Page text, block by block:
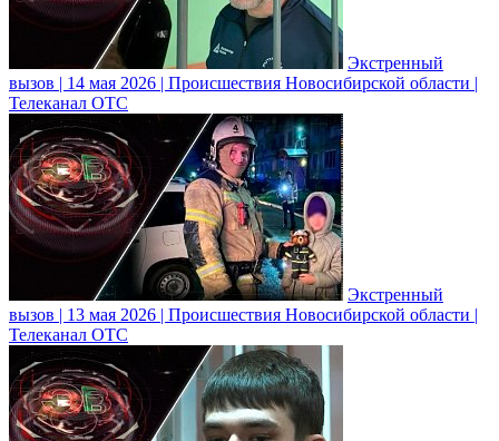
Экстренный
вызов | 14 мая 2026 | Происшествия Новосибирской области |
Телеканал ОТС
Экстренный
вызов | 13 мая 2026 | Происшествия Новосибирской области |
Телеканал ОТС